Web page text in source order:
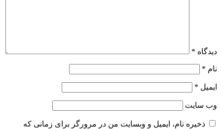
دیدگاه *
نام *
ایمیل *
وب‌ سایت
ذخیره نام، ایمیل و وبسایت من در مرورگر برای زمانی که